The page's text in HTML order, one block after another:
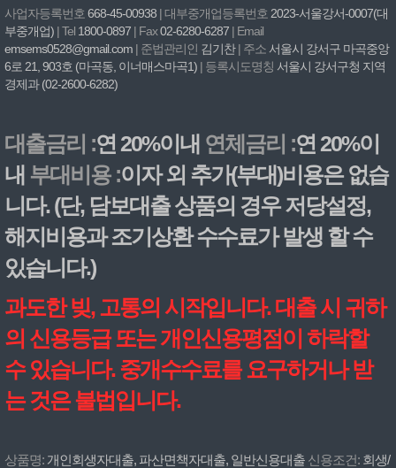
사업자등록번호 668-45-00938 | 대부중개업등록번호 2023-서울강서-0007(대
부중개업) | Tel 1800-0897 | Fax02-6280-6287 | Email
emsems0528@gmail.com | 준법관리인 김기찬| 주소 서울시 강서구 마곡중앙
6로 21, 903호 (마곡동, 이너매스마곡1) | 등록시도명칭 서울시 강서구청 지역
경제과 (02-2600-6282)
대출금리 :연 20%이내 연체금리 :연 20%이
내 부대비용 :이자 외 추가(부대)비용은 없습
니다. (단, 담보대출 상품의 경우 저당설정,
해지비용과 조기상환 수수료가 발생 할 수
있습니다.)
과도한 빚, 고통의 시작입니다. 대출 시 귀하
의 신용등급 또는 개인신용평점이 하락할
수 있습니다. 중개수수료를 요구하거나 받
는 것은 불법입니다.
상품명: 개인회생자대출, 파산면책자대출, 일반신용대출 신용조건: 회생/